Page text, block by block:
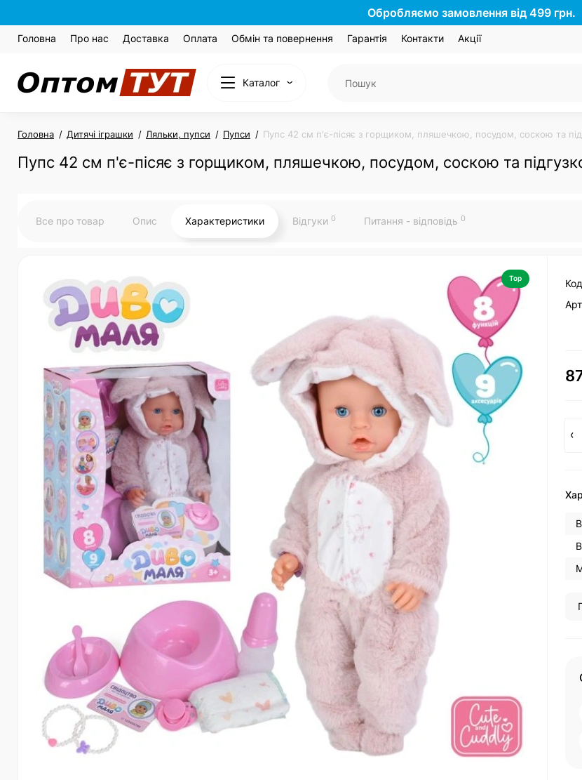
Обробляємо замовлення від 499 грн.
Головна Про нас Доставка Оплата Обмін та повернення Гарантія Контакти Акції
Каталог
Головна Дитячі іграшки Ляльки, пупси Пупси Пупс 42 см п'є-пісяє з горщиком, пляшечкою, посудом, соскою та
Пупс 42 см п'є-пісяє з горщиком, пляшечкою, посудом, соскою та
Все про товар Опис Характеристики Відгуки 0 Питання - відповідь 0
Top